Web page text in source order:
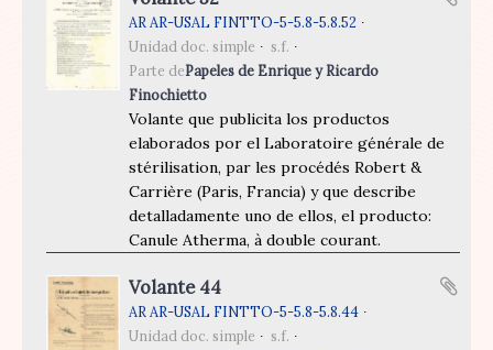
AR AR-USAL FINTTO-5-5.8-5.8.52
Unidad doc. simple
s.f.
Parte dePapeles de Enrique y Ricardo
Finochietto
Volante que publicita los productos
elaborados por el Laboratoire générale de
stérilisation, par les procédés Robert &
Carrière (Paris, Francia) y que describe
detalladamente uno de ellos, el producto:
Canule Atherma, à double courant.
Volante 44
AR AR-USAL FINTTO-5-5.8-5.8.44
Unidad doc. simple
s.f.